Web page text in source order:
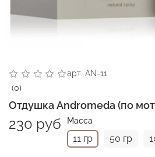
(0)
арт. AN-11
Отдушка Andromeda (по
230 руб Масса
11 гр 50 гр